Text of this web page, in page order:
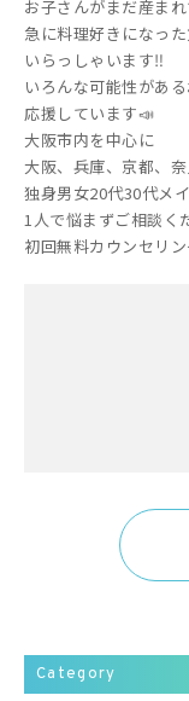
お子さんがまだ産まれ
急に料理好きになった
いらっしゃいます‼️
いろんな可能性がある
応援しています📣
大阪市内を中心に
大阪、兵庫、京都、
独身男女20代30代メ
1人で悩まずご相談く
初回無料カウンセリ
Category